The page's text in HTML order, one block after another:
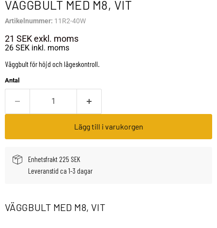
VÄGGBULT MED M8, VIT
Artikelnummer: 11R2-40W
21 SEKexkl. moms
26 SEK inkl. moms
Väggbult för höjd och lägeskontroll.
Antal
Lägg till i varukorgen
Enhetsfrakt 225 SEK
Leveranstid ca 1-3 dagar
VÄGGBULT MED M8, VIT